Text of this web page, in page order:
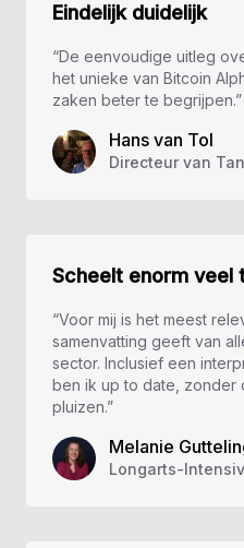
Eindelijk duidelijk
“De eenvoudige uitleg
het unieke van Bitcoin
zaken beter te begrijpen.”
Hans van Tol
Directeur van
Scheelt enorm veel
“Voor mij is het meest
samenvatting geeft van
sector. Inclusief een
ben ik up to date, zonder
pluizen.”
Melanie
Longarts-